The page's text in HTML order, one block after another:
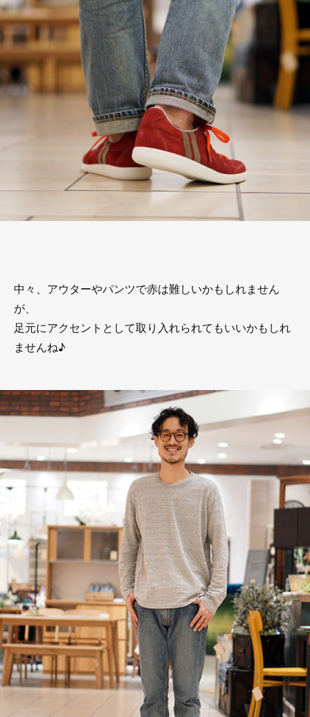
中々、アウターやパンツで赤は難しいかもしれません
が、
足元にアクセントとして取り入れられてもいいかもしれ
ませんね♪